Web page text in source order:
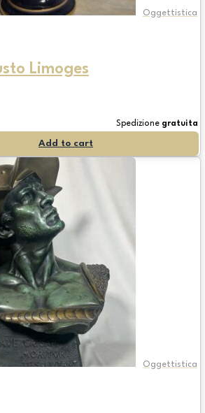
Oggettistica
Limoges
Spedizione gratuita
Add to cart
Oggettistica